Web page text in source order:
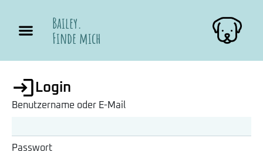
Bailey.
Finde mich
Login
Benutzername oder E-Mail
Passwort